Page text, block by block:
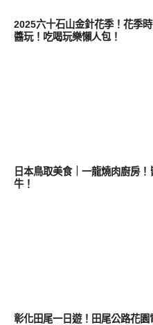
2025六十石山金針花季！花季
醬玩！吃喝玩樂懶人包！
日本鳥取美食｜一龍燒肉廚房
牛！
彰化田尾一日遊！田尾公路花